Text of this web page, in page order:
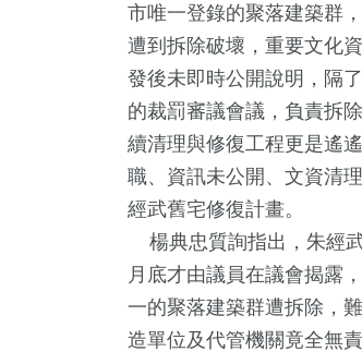
市唯一登錄的聚落建築群
遭到拆除破壞，重要文化
發後未即時公開說明，隔
的裁罰審議會議，負責拆
續清理與修復工程更是遙
職、資訊未公開、文資清
經武舊宅修復計畫。
楊典忠質詢指出，朱經
月底才由議員在議會揭露
一的聚落建築群遭拆除，
造單位及代管機關竟全無
2024總統大選
9+
司法放大鏡
162
熱門